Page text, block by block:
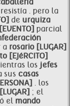
. pero la
de urquiza
parcial
a rosario [LUGAR]
[EJéRCITO]
los jefes
sus casas
. los
; el
el mando